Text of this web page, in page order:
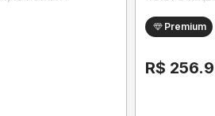
Premium
R$